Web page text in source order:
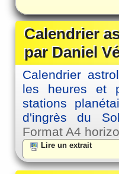
Calendrier
par Daniel
Calendrier
les heures et
stations
d'ingrès du
Format A4
Lire un extrait